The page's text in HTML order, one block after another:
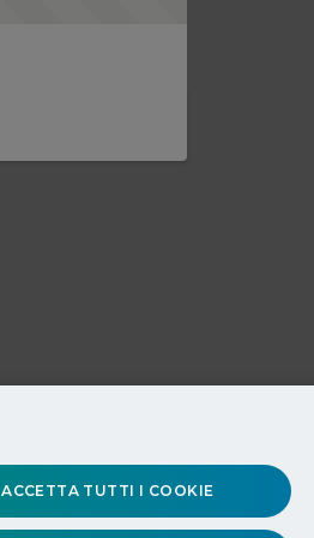
ACCETTA TUTTI I COOKIE